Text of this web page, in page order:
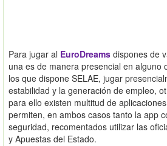
Para jugar al EuroDreams dispones de
una es de manera presencial en alguno
los que dispone SELAE, jugar
estabilidad y la generación de empleo,
para ello existen multitud de
permiten, en ambos casos tanto la app
seguridad, recomentados utilizar las
y Apuestas del Estado.